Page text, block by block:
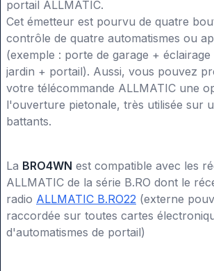
portail ALLMATIC.
Cet émetteur est pourvu de quatre
contrôle de quatre automatismes ou
(exemple : porte de garage +
jardin + portail). Aussi, vous pouvez
votre télécommande ALLMATIC une
l'ouverture pietonale, très utilisée sur
battants.
La BRO4WN est compatible avec les
ALLMATIC de la série B.RO dont le
radio ALLMATIC B.RO22 (externe
raccordée sur toutes cartes
d'automatismes de portail)